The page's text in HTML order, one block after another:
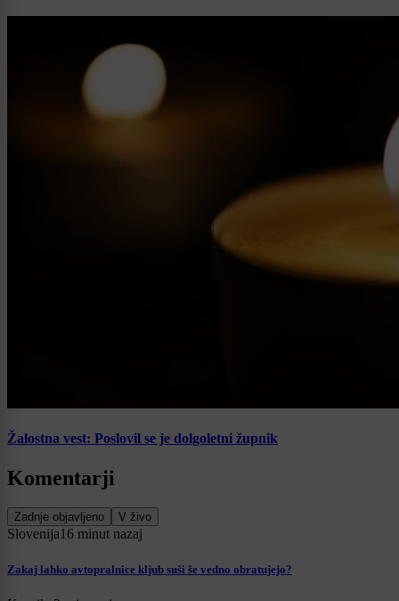
Žalostna vest: Poslovil se je dolgoletni župnik
Komentarji
Zadnje objavljeno V živo
Slovenija16 minut nazaj
Zakaj lahko avtopralnice kljub suši še vedno obratujejo?